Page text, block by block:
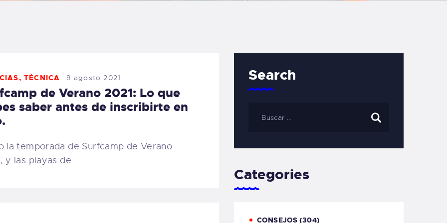
CARRITO
FAMILY
,TÉCNICA 9 agosto 2021
de Verano 2021: Lo que
saber antes de inscribirte en
la temporada de Surfcamp de Verano
y las playas de…
Search
Categories
CONSEJOS (304)